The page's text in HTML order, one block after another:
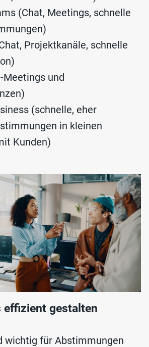
(Chat, Meetings, schnelle
Projektkanäle, schnelle
Meetings und
(schnelle, eher
in kleinen
Kunden)
effizient gestalten
wichtig für Abstimmungen